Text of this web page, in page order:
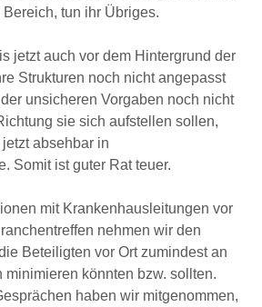
tun ihr Übriges.
jetzt auch vor dem Hintergrund der
Strukturen noch nicht angepasst
unsicheren Vorgaben noch nicht
sie sich aufstellen sollen,
absehbar in
Somit ist guter Rat teuer.
mit Krankenhausleitungen vor
nehmen wir den
Beteiligten vor Ort zumindest an
könnten bzw. sollten.
haben wir mitgenommen,